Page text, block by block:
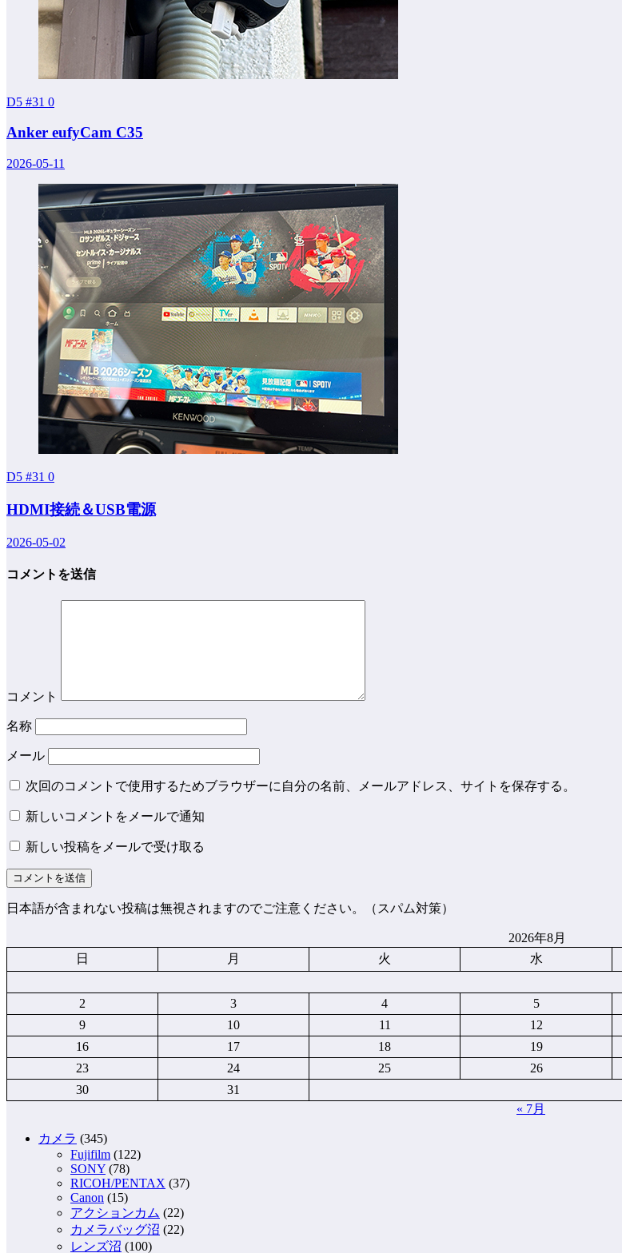
D5 #31 0
Anker eufyCam C35
2026-05-11
D5 #31 0
HDMI接続＆USB電源
2026-05-02
コメントを送信
コメント
名称
メール
次回のコメントで使用するためブラウザーに自分の名前、メールアドレス、サイトを保存する。
新しいコメントをメールで通知
新しい投稿をメールで受け取る
日本語が含まれない投稿は無視されますのでご注意ください。（スパム対策）
2026年8月
日
月 火 水
2
3 4 5
9
10 11 12
16
17 18 19
23
24 25 26
30
31
« 7月
カメラ (345)
Fujifilm (122)
SONY (78)
RICOH/PENTAX (37)
Canon (15)
アクションカム (22)
カメラバッグ沼 (22)
レンズ沼 (100)